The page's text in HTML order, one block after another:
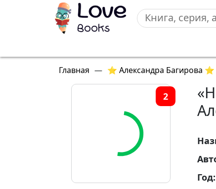
Главная — ⭐ Александра Багирова ⭐
2
Год: